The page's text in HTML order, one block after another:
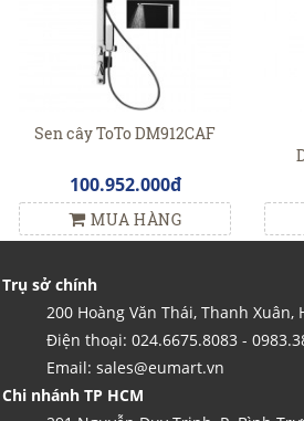
Sen cây ToTo DM912CAF
100.952.000đ
MUA HÀNG
Trụ sở chính
200 Hoàng Văn Thái, Thanh Xuân,
Điện thoại: 024.6675.8083 -
Email: sales@eumart.vn
Chi nhánh TP HCM